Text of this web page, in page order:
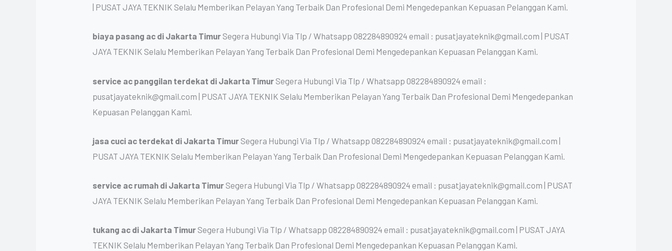
| PUSAT JAYA TEKNIK Selalu Memberikan Pelayan Yang Terbaik Dan Profesional Demi Mengedepankan Kepuasan Pelanggan Kami.
biaya pasang ac di Jakarta Timur Segera Hubungi Via Tlp / Whatsapp 082284890924 email : pusatjayateknik@gmail.com | PUSAT
JAYA TEKNIK Selalu Memberikan Pelayan Yang Terbaik Dan Profesional Demi Mengedepankan Kepuasan Pelanggan Kami.
service ac panggilan terdekat di Jakarta Timur Segera Hubungi Via Tlp / Whatsapp 082284890924 email :
pusatjayateknik@gmail.com | PUSAT JAYA TEKNIK Selalu Memberikan Pelayan Yang Terbaik Dan Profesional Demi Mengedepankan
Kepuasan Pelanggan Kami.
jasa cuci ac terdekat di Jakarta Timur Segera Hubungi Via Tlp / Whatsapp 082284890924 email : pusatjayateknik@gmail.com |
PUSAT JAYA TEKNIK Selalu Memberikan Pelayan Yang Terbaik Dan Profesional Demi Mengedepankan Kepuasan Pelanggan Kami.
service ac rumah di Jakarta Timur Segera Hubungi Via Tlp / Whatsapp 082284890924 email : pusatjayateknik@gmail.com | PUSAT
JAYA TEKNIK Selalu Memberikan Pelayan Yang Terbaik Dan Profesional Demi Mengedepankan Kepuasan Pelanggan Kami.
tukang ac di Jakarta Timur Segera Hubungi Via Tlp / Whatsapp 082284890924 email : pusatjayateknik@gmail.com | PUSAT JAYA
TEKNIK Selalu Memberikan Pelayan Yang Terbaik Dan Profesional Demi Mengedepankan Kepuasan Pelanggan Kami.